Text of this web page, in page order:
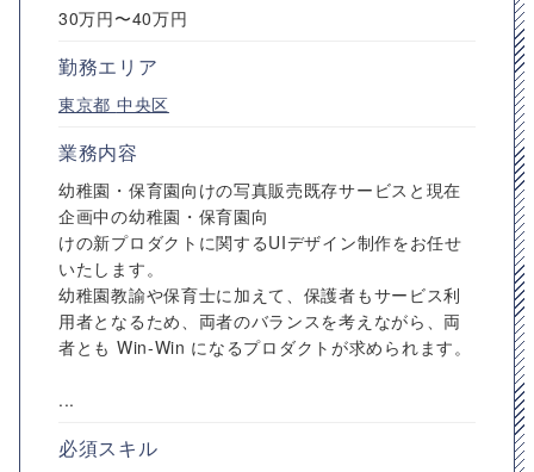
30万円〜40万円
勤務エリア
東京都 中央区
業務内容
幼稚園・保育園向けの写真販売既存サービスと現在
企画中の幼稚園・保育園向
けの新プロダクトに関するUIデザイン制作をお任せ
いたします。
幼稚園教諭や保育士に加えて、保護者もサービス利
用者となるため、両者のバランスを考えながら、両
者とも Win-Win になるプロダクトが求められます。
...
必須スキル